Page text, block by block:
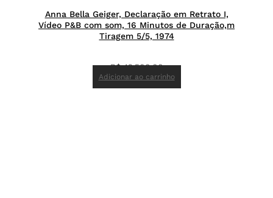
Anna Bella Geiger, Declaração em Retrato I,
Vídeo P&B com som, 16 Minutos de Duração,m
Tiragem 5/5, 1974
R$42.500,00
Adicionar ao carrinho